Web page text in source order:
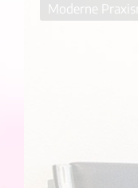
Moderne